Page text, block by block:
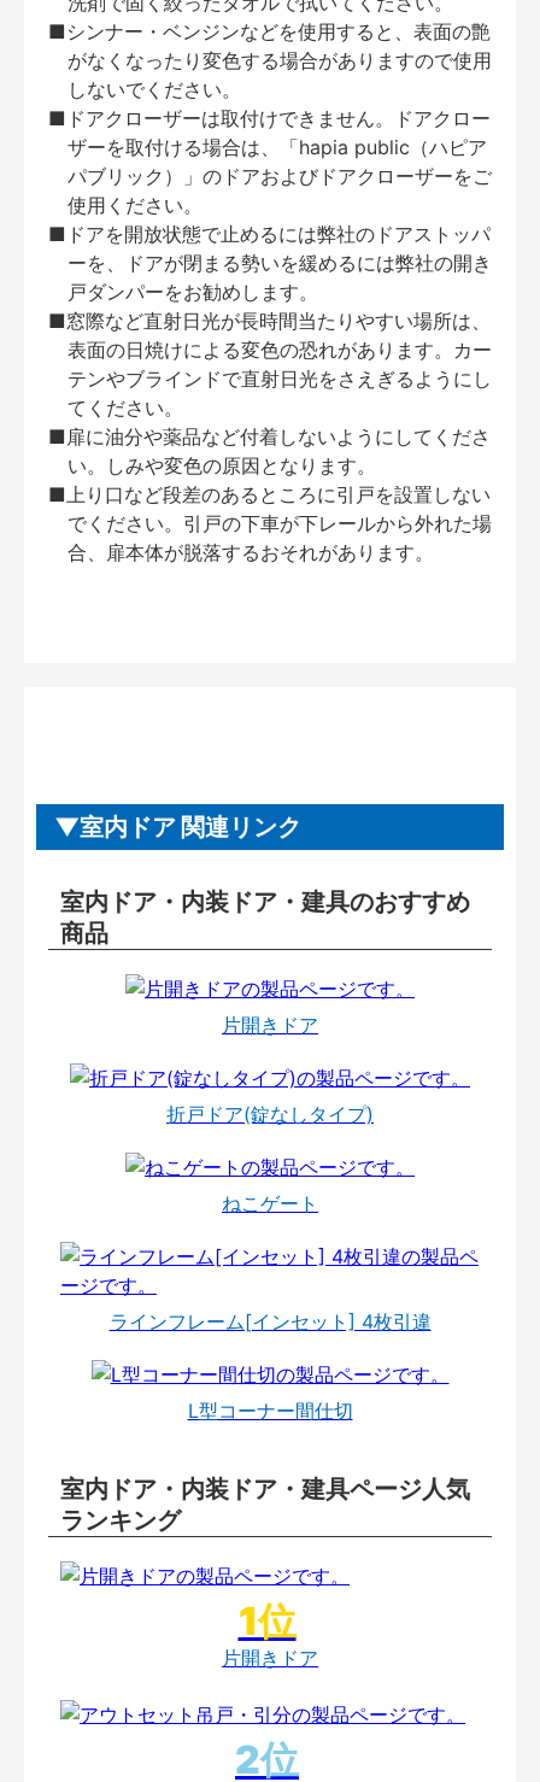
■シンナー・ベンジンなどを使用すると、表面の艶
がなくなったり変色する場合がありますので使用
しないでください。
■ドアクローザーは取付けできません。ドアクロー
ザーを取付ける場合は、「hapia public（ハピア
パブリック）」のドアおよびドアクローザーをご
使用ください。
■ドアを開放状態で止めるには弊社のドアストッパ
ーを、ドアが閉まる勢いを緩めるには弊社の開き
戸ダンパーをお勧めします。
■窓際など直射日光が長時間当たりやすい場所は、
表面の日焼けによる変色の恐れがあります。カー
テンやブラインドで直射日光をさえぎるようにし
てください。
■扉に油分や薬品など付着しないようにしてくださ
い。しみや変色の原因となります。
■上り口など段差のあるところに引戸を設置しない
でください。引戸の下車が下レールから外れた場
合、扉本体が脱落するおそれがあります。
室内ドア 関連リンク
室内ドア・内装ドア・建具のおすすめ
商品
片開きドア
折戸ドア(錠なしタイプ)
ねこゲート
ラインフレーム[インセット] 4枚引違
L型コーナー間仕切
室内ドア・内装ドア・建具ページ人気
ランキング
片開きドア